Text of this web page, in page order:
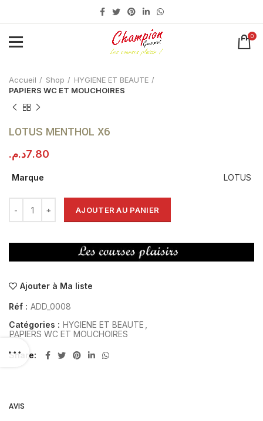
0
Accueil Shop
HYGIENE ET BEAUTE
PAPIERS WC ET MOUCHOIRES
LOTUS MENTHOL X6
7.80د.م.
Marque LOTUS
AJOUTER AU PANIER
Ajouter à Ma liste
Réf : ADD_0008
Catégories : HYGIENE ET BEAUTE
PAPIERS WC ET MOUCHOIRES
Share
AVIS